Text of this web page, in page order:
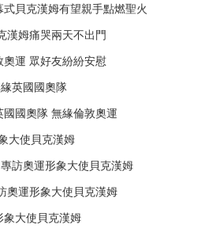
貝克漢姆有望親手點燃聖火
漢姆痛哭兩天不出門
運 眾好友紛紛安慰
英國國奧隊
國奧隊 無緣倫敦奧運
大使貝克漢姆
訪奧運形象大使貝克漢姆
奧運形象大使貝克漢姆
象大使貝克漢姆